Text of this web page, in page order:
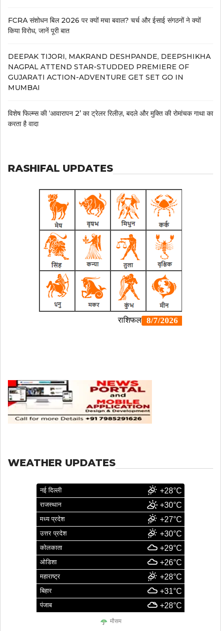
FCRA संशोधन बिल 2026 पर क्यों मचा बवाल? चर्च और ईसाई संगठनों ने क्यों
किया विरोध, जानें पूरी बात
DEEPAK TIJORI, MAKRAND DESHPANDE, DEEPSHIKHA
NAGPAL ATTEND STAR-STUDDED PREMIERE OF
GUJARATI ACTION-ADVENTURE GET SET GO IN
MUMBAI
विशेष फिल्म्स की ‘आवारापन 2’ का ट्रेलर रिलीज़, बदले और मुक्ति की रोमांचक गाथा का
करता है वादा
RASHIFAL UPDATES
WEATHER UPDATES
नई दिल्ली +28°C
राजस्थान +30°C
मध्य प्रदेश +27°C
उत्तर प्रदेश +30°C
कोलकाता +29°C
ओडिशा +26°C
महाराष्ट्र +28°C
बिहार +31°C
पंजाब +28°C
मौसम